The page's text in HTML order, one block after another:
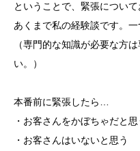
ということで、緊張について
あくまで私の経験談です。
（専門的な知識が必要な方
い。）
本番前に緊張したら…
・お客さんをかぼちゃだと思
・お客さんはいないと思う